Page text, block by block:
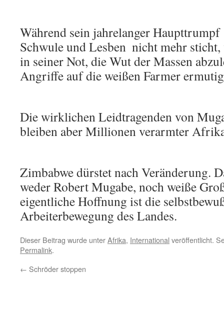
Während sein jahrelanger Haupttrumpf
Schwule und Lesben  nicht mehr
in seiner Not, die Wut der Massen
Angriffe auf die weißen Farmer
Die wirklichen Leidtragenden von
bleiben aber Millionen verarmter
Zimbabwe dürstet nach Veränderung.
weder Robert Mugabe, noch weiße
eigentliche Hoffnung ist die
Arbeiterbewegung des Landes.
Dieser Beitrag wurde unterAfrika, International veröffentlicht.
Permalink.
← Schröder stoppen